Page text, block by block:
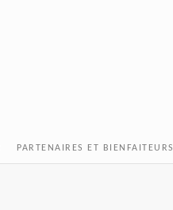
PARTENAIRES ET BIENFAITEURS